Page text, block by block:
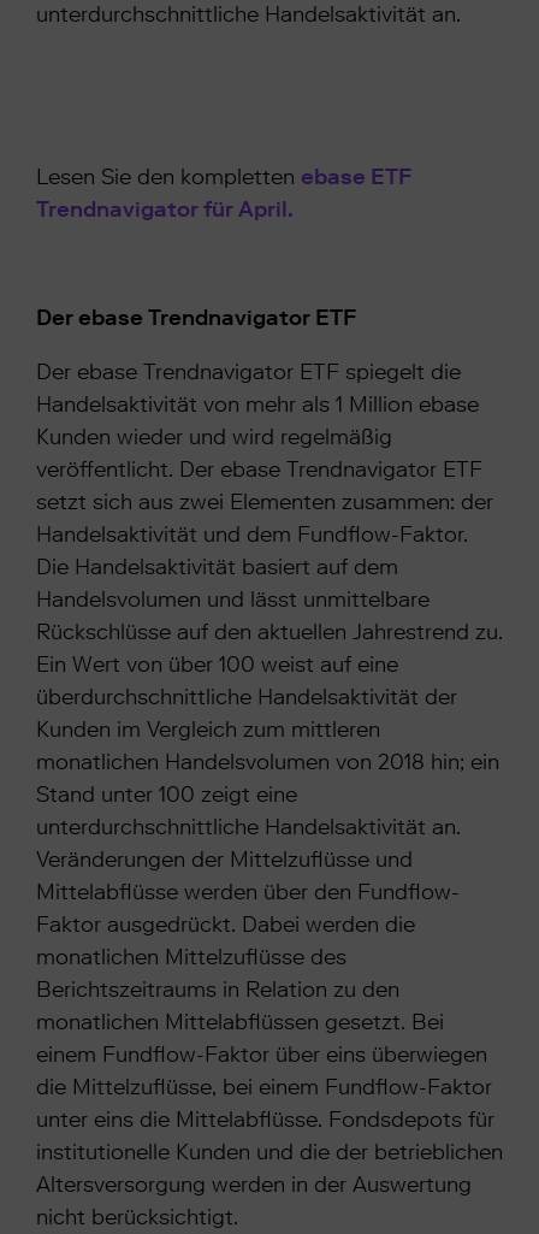
unterdurchschnittliche Handelsaktivität an.
Lesen Sie den kompletten ebase ETF
Trendnavigator für April.
Der ebase Trendnavigator ETF
Der ebase Trendnavigator ETF spiegelt die
Handelsaktivität von mehr als 1 Million ebase
Kunden wieder und wird regelmäßig
veröffentlicht. Der ebase Trendnavigator ETF
setzt sich aus zwei Elementen zusammen: der
Handelsaktivität und dem Fundflow-Faktor.
Die Handelsaktivität basiert auf dem
Handelsvolumen und lässt unmittelbare
Rückschlüsse auf den aktuellen Jahrestrend zu.
Ein Wert von über 100 weist auf eine
überdurchschnittliche Handelsaktivität der
Kunden im Vergleich zum mittleren
monatlichen Handelsvolumen von 2018 hin; ein
Stand unter 100 zeigt eine
unterdurchschnittliche Handelsaktivität an.
Veränderungen der Mittelzuflüsse und
Mittelabflüsse werden über den Fundflow-
Faktor ausgedrückt. Dabei werden die
monatlichen Mittelzuflüsse des
Berichtszeitraums in Relation zu den
monatlichen Mittelabflüssen gesetzt. Bei
einem Fundflow-Faktor über eins überwiegen
die Mittelzuflüsse, bei einem Fundflow-Faktor
unter eins die Mittelabflüsse. Fondsdepots für
institutionelle Kunden und die der betrieblichen
Altersversorgung werden in der Auswertung
nicht berücksichtigt.